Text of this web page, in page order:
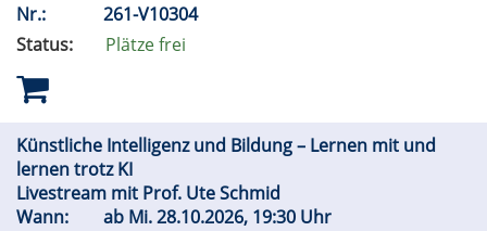
Nr.:
261-V10304
Status:
Plätze frei
Künstliche Intelligenz und Bildung – Lernen mit und
lernen trotz KI
Livestream mit Prof. Ute Schmid
Wann:
ab Mi.28.10.2026, 19:30 Uhr